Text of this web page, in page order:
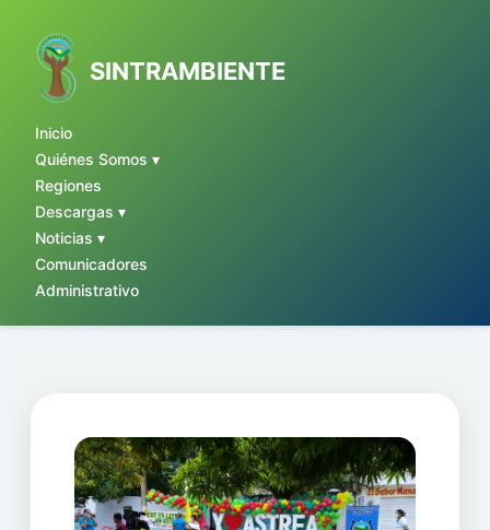
SINTRAMBIENTE
Inicio
Quiénes Somos ▾
Regiones
Descargas ▾
Noticias ▾
Comunicadores
Administrativo
contenido